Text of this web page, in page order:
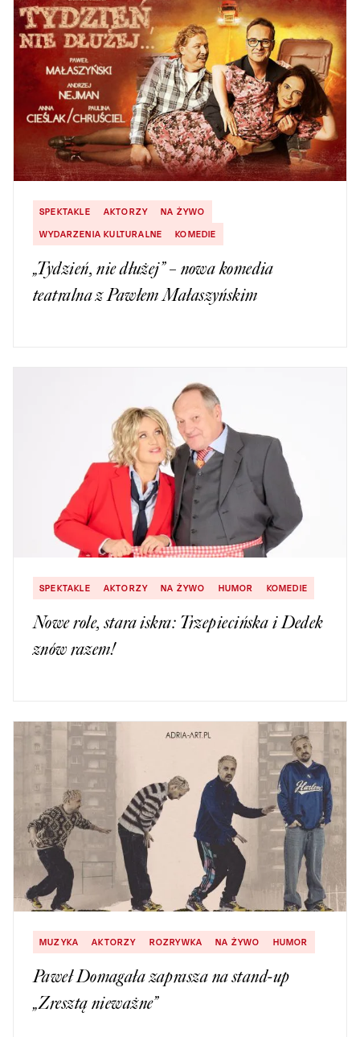
SPEKTAKLE AKTORZY
NA ŻYWO
WYDARZENIA KULTURALNE
KOMEDIE
„Tydzień, nie dłużej” – nowa komedia
teatralna z Pawłem Małaszyńskim
SPEKTAKLE AKTORZY NA ŻYWO HUMOR KOMEDIE
Nowe role, stara iskra: Trzepiecińska i Dedek
znów razem!
MUZYKA AKTORZY ROZRYWKA NA ŻYWO HUMOR
Paweł Domagała zaprasza na stand-up
„Zresztą nieważne”